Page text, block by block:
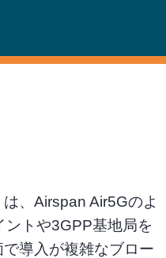
、Airspan Air5Gのよ
ントや3GPP基地局を
導入が複雑なブロー